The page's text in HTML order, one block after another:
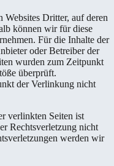
Dritter, auf deren
können wir für diese
Für die Inhalte der
oder Betreiber der
wurden zum Zeitpunkt
überprüft.
der Verlinkung nicht
verlinkten Seiten ist
Rechtsverletzung nicht
werden wir